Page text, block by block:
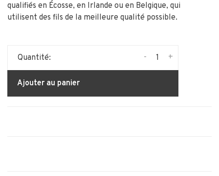
qualifiés en Écosse, en Irlande ou en Belgique, qui
utilisent des fils de la meilleure qualité possible.
Quantité: +
-
Ajouter au panier